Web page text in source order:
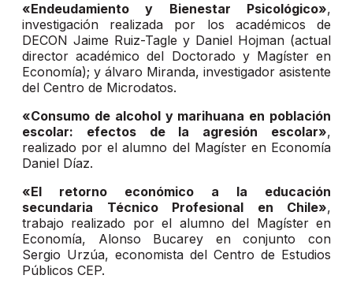
«Endeudamiento y Bienestar Psicológico»,
investigación realizada por los académicos de
DECON Jaime Ruiz-Tagle y Daniel Hojman (actual
director académico del Doctorado y Magíster en
Economía); y álvaro Miranda, investigador asistente
del Centro de Microdatos.
«Consumo de alcohol y marihuana en población
escolar: efectos de la agresión escolar»,
realizado por el alumno del Magíster en Economía
Daniel Díaz.
«El retorno económico a la educación
secundaria Técnico Profesional en Chile»,
trabajo realizado por el alumno del Magíster en
Economía, Alonso Bucarey en conjunto con
Sergio Urzúa, economista del Centro de Estudios
Públicos CEP.